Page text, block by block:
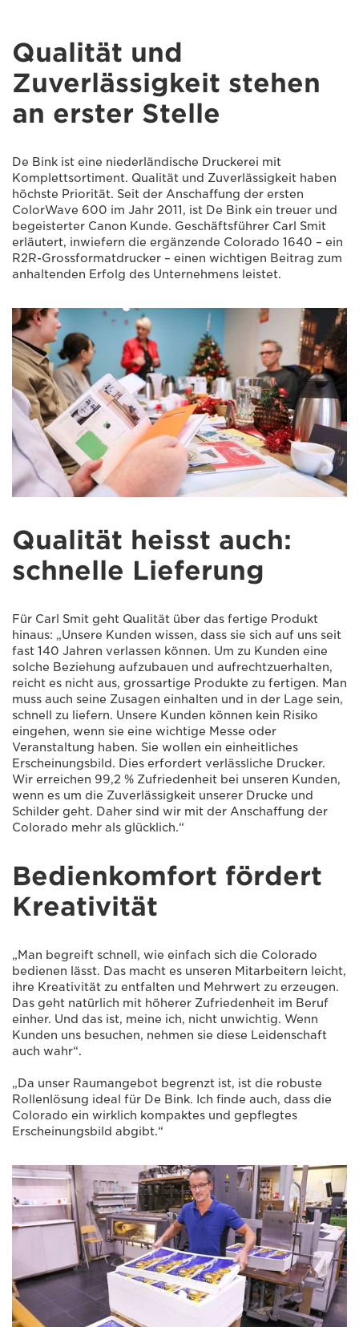
Qualität und
Zuverlässigkeit stehen
an erster Stelle
De Bink ist eine niederländische Druckerei mit
Komplettsortiment. Qualität und Zuverlässigkeit haben
höchste Priorität. Seit der Anschaffung der ersten
ColorWave 600 im Jahr 2011, ist De Bink ein treuer und
begeisterter Canon Kunde. Geschäftsführer Carl Smit
erläutert, inwiefern die ergänzende Colorado 1640 – ein
R2R-Grossformatdrucker – einen wichtigen Beitrag zum
anhaltenden Erfolg des Unternehmens leistet.
Qualität heisst auch:
schnelle Lieferung
Für Carl Smit geht Qualität über das fertige Produkt
hinaus: „Unsere Kunden wissen, dass sie sich auf uns seit
fast 140 Jahren verlassen können. Um zu Kunden eine
solche Beziehung aufzubauen und aufrechtzuerhalten,
reicht es nicht aus, grossartige Produkte zu fertigen. Man
muss auch seine Zusagen einhalten und in der Lage sein,
schnell zu liefern. Unsere Kunden können kein Risiko
eingehen, wenn sie eine wichtige Messe oder
Veranstaltung haben. Sie wollen ein einheitliches
Erscheinungsbild. Dies erfordert verlässliche Drucker.
Wir erreichen 99,2 % Zufriedenheit bei unseren Kunden,
wenn es um die Zuverlässigkeit unserer Drucke und
Schilder geht. Daher sind wir mit der Anschaffung der
Colorado mehr als glücklich.“
Bedienkomfort fördert
Kreativität
„Man begreift schnell, wie einfach sich die Colorado
bedienen lässt. Das macht es unseren Mitarbeitern leicht,
ihre Kreativität zu entfalten und Mehrwert zu erzeugen.
Das geht natürlich mit höherer Zufriedenheit im Beruf
einher. Und das ist, meine ich, nicht unwichtig. Wenn
Kunden uns besuchen, nehmen sie diese Leidenschaft
auch wahr“.
„Da unser Raumangebot begrenzt ist, ist die robuste
Rollenlösung ideal für De Bink. Ich finde auch, dass die
Colorado ein wirklich kompaktes und gepflegtes
Erscheinungsbild abgibt.“